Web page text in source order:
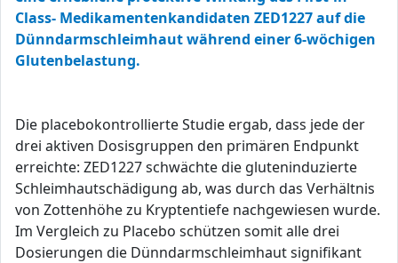
Class- Medikamentenkandidaten ZED1227 auf die
Dünndarmschleimhaut während einer 6-wöchigen
Glutenbelastung.
Die placebokontrollierte Studie ergab, dass jede der
drei aktiven Dosisgruppen den primären Endpunkt
erreichte: ZED1227 schwächte die gluteninduzierte
Schleimhautschädigung ab, was durch das Verhältnis
von Zottenhöhe zu Kryptentiefe nachgewiesen wurde.
Im Vergleich zu Placebo schützen somit alle drei
Dosierungen die Dünndarmschleimhaut signifikant